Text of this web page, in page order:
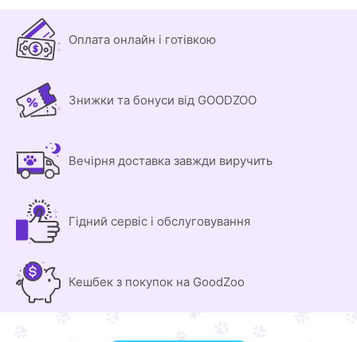
Оплата онлайн і готівкою
Знижки та бонуси від GOODZOO
Вечірня доставка завжди виручить
Гідний сервіс і обслуговування
Кешбек з покупок на GoodZoo